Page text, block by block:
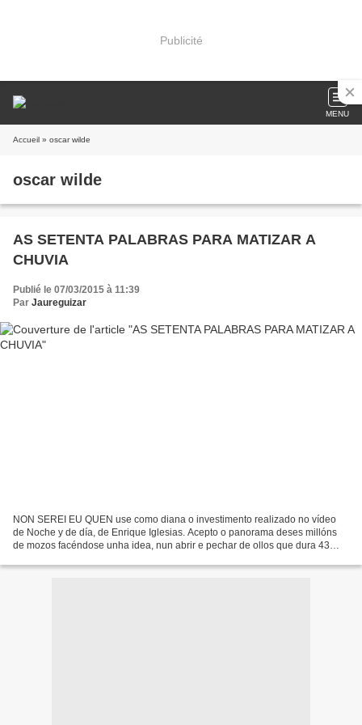
Publicité
MENU
Accueil » oscar wilde
oscar wilde
AS SETENTA PALABRAS PARA MATIZAR A
CHUVIA
Publié le 07/03/2015 à 11:39
Par Jaureguizar
NON SEREI EU QUEN use como diana o investimento realizado no vídeo
de Noche y de día, de Enrique Iglesias. Acepto o panorama deses millóns
de mozos facéndose unha idea, nun abrir e pechar de ollos que dura 43